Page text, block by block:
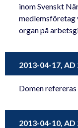
inom Svenskt
medlemsföretag
organ på
2013-04-17, AD
Domen
2013-04-10, AD